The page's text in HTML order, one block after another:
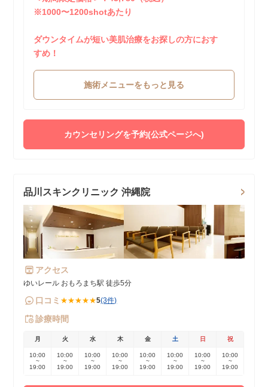
※1000〜1200shotあたり
ダウンタイムが短い美肌治療をお探しの方におす
すめ！
施術メニューをもっと見る
カウンセリングを予約(公式ページへ)
品川スキンクリニック 沖縄院
アクセス
ゆいレール おもろまち駅 徒歩5分
口コミ ★★★★★5(3件)
診療時間
月 火 水 木 金 土 日 祝
10:00
~
19:00
10:00
~
19:00
10:00
~
19:00
10:00
~
19:00
10:00
~
19:00
10:00
~
19:00
10:00
~
19:00
10:00
~
19:00